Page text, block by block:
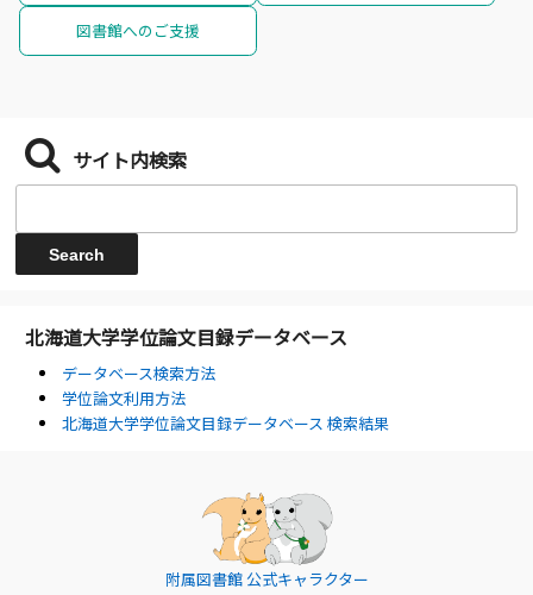
図書館へのご支援
サイト内検索
北海道大学学位論文目録データベース
データベース検索方法
学位論文利用方法
北海道大学学位論文目録データベース 検索結果
附属図書館 公式キャラクター